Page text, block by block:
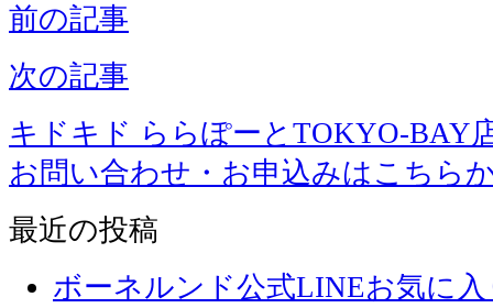
前の記事
次の記事
キドキド ららぽーとTOKYO-BAY
お問い合わせ・お申込みはこちら
最近の投稿
ボーネルンド公式LINEお気に